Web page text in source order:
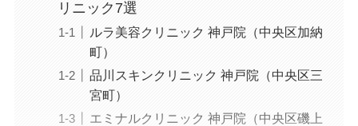
リニック7選
ルラ美容クリニック 神戸院（中央区加納
町）
品川スキンクリニック 神戸院（中央区三
宮町）
エミナルクリニック 神戸院（中央区磯上